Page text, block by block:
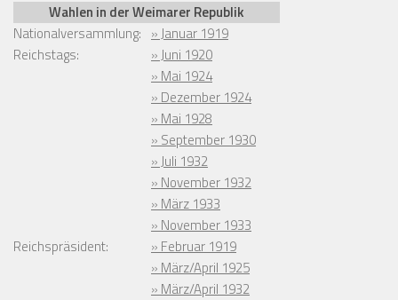
Wahlen in der Weimarer Republik
Nationalversammlung: » Januar 1919
Reichstags:
» Juni 1920
» Mai 1924
» Dezember 1924
» Mai 1928
» September 1930
» Juli 1932
» November 1932
» März 1933
» November 1933
Reichspräsident:
» Februar 1919
» März/April 1925
» März/April 1932